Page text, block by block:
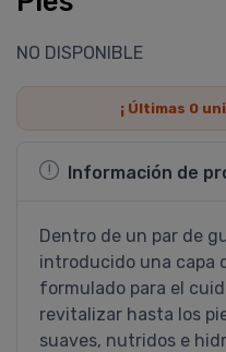
NO DISPONIBLE
¡ Últimas 0
Información de
Dentro de un par de
introducido una capa
formulado para el
revitalizar hasta los
suaves, nutridos e